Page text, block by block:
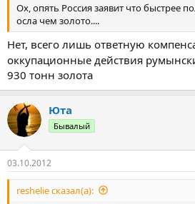
Ох, опять Россия заявит что быстрее
осла чем золото....
Нет, всего лишь ответную
оккупационные действия
930 тонн золота
Юта
Бывалый
03.10.2012
reshelie сказал(а):